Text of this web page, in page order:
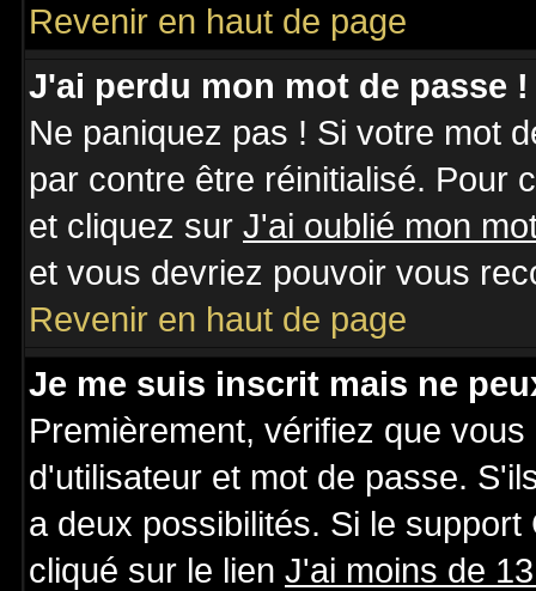
Revenir en haut de page
J'ai perdu mon mot de passe !
Ne paniquez pas ! Si votre mot
par contre être réinitialisé. Pour
et cliquez sur J'ai oublié mon
et vous devriez pouvoir vous
Revenir en haut de page
Je me suis inscrit mais ne
Premièrement, vérifiez que
d'utilisateur et mot de passe.
a deux possibilités. Si le
cliqué sur le lien J'ai moins de